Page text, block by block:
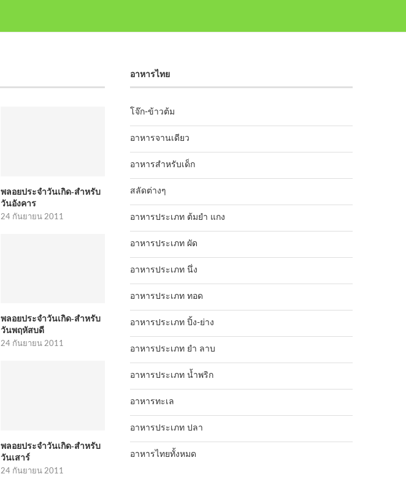
พลอยประจำวันเกิด-สำหรับ
วันอังคาร
24 กันยายน 2011
พลอยประจำวันเกิด-สำหรับ
วันพฤหัสบดี
24 กันยายน 2011
พลอยประจำวันเกิด-สำหรับ
วันเสาร์
24 กันยายน 2011
อาหารไทย
โจ๊ก-ข้าวต้ม
อาหารจานเดียว
อาหารสำหรับเด็ก
สลัดต่างๆ
อาหารประเภท ต้มยำ แกง
อาหารประเภท ผัด
อาหารประเภท นึ่ง
อาหารประเภท ทอด
อาหารประเภท ปิ้ง-ย่าง
อาหารประเภท ยำ ลาบ
อาหารประเภท น้ำพริก
อาหารทะเล
อาหารประเภท ปลา
อาหารไทยทั้งหมด